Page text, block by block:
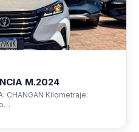
M.2024
CHANGAN Kilometraje: